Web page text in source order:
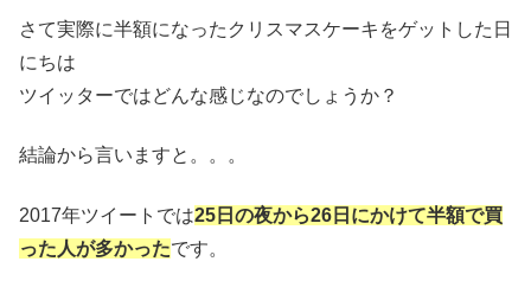
さて実際に半額になったクリスマスケーキをゲットした日
にちは
ツイッターではどんな感じなのでしょうか？
結論から言いますと。。。
2017年ツイートでは25日の夜から26日にかけて半額で買
った人が多かったです。